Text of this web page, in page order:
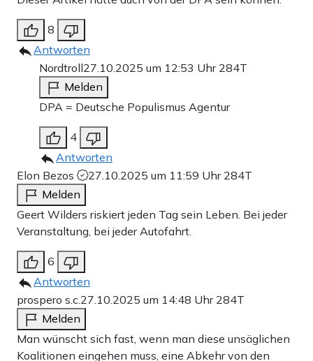
8
Antworten
Nordtroll27.10.2025 um 12:53 Uhr 284T
Melden
DPA = Deutsche Populismus Agentur
4
Antworten
Elon Bezos
27.10.2025 um 11:59 Uhr 284T
Melden
Geert Wilders riskiert jeden Tag sein Leben. Bei jeder
Veranstaltung, bei jeder Autofahrt.
6
Antworten
prospero s.c. 27.10.2025 um 14:48 Uhr 284T
Melden
Man wünscht sich fast, wenn man diese unsäglichen
Koalitionen eingehen muss, eine Abkehr von den